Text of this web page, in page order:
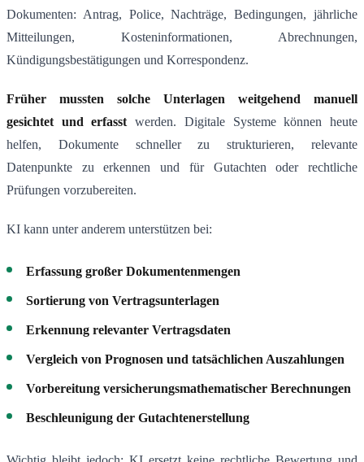
Dokumenten: Antrag, Police, Nachträge, Bedingungen, jährliche
Mitteilungen, Kosteninformationen, Abrechnungen,
Kündigungsbestätigungen und Korrespondenz.
Früher mussten solche Unterlagen weitgehend
manuell
gesichtet und erfasst werden. Digitale Systeme können heute
helfen, Dokumente schneller zu strukturieren, relevante
Datenpunkte zu erkennen und für Gutachten oder rechtliche
Prüfungen vorzubereiten.
KI kann unter anderem unterstützen bei:
Erfassung großer Dokumentenmengen
Sortierung von Vertragsunterlagen
Erkennung relevanter Vertragsdaten
Vergleich von Prognosen und tatsächlichen Auszahlungen
Vorbereitung versicherungsmathematischer Berechnungen
Beschleunigung der Gutachtenerstellung